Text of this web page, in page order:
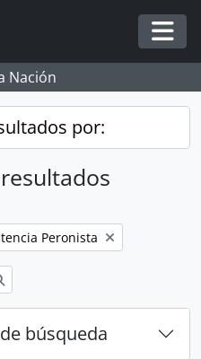
Nación
por:
filter:Peronista
búsqueda